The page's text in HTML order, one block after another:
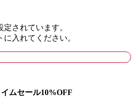
されています。
入れてください。
イムセール10%OFF